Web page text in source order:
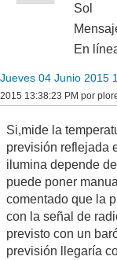
Sol
En
Jueves 04 Junio 2015
2015 13:38:23 PM por
Si,mide la
previsión reflejada
ilumina depende
puede poner
comentado que la
con la señal de
previsto con un
previsión llegaría